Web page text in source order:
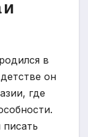
в
он
где